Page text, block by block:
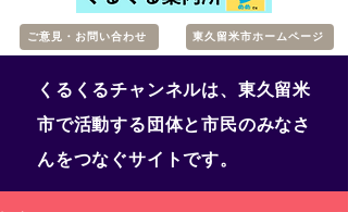
ご意見・お問い合わせ 東久留米市ホームページ
くるくるチャンネルは、東久留米
市で活動する団体と市民のみなさ
んをつなぐサイトです。